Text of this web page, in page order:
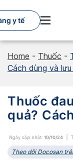
to
content
y tế
Home - Thuốc -
Cách dùng và
Thuốc
quả?
Ngày cập nhật: 10/10/24
Theo dõi Docosan